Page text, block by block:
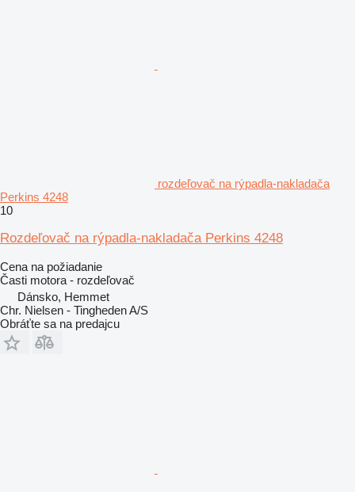
rozdeľovač na rýpadla-nakladača
Perkins 4248
10
Rozdeľovač na rýpadla-nakladača Perkins 4248
Cena na požiadanie
Časti motora - rozdeľovač
Dánsko, Hemmet
Chr. Nielsen - Tingheden A/S
Obráťte sa na predajcu